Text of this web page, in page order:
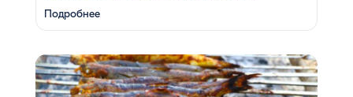
душевность местных жителей, готовка и дегустация
блюд. Путешествие под завораживающие мелодии
погружением …
Подробнее
Многие гости Армении, приезжая в страну, обязательно
включают в свою программу поездку на Севан. Этот
маршрут — один из самых популярных: свежий горный